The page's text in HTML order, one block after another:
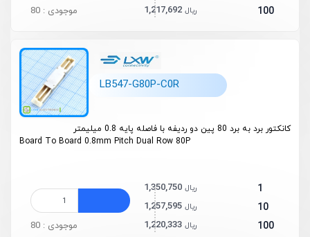
100
1,217,692 ریال موجودی : 80
LB547-G80P-C0R
کانکتور برد به برد 80 پین دو ردیفه با فاصله پایه 0.8 میلیمتر
Board To Board 0.8mm Pitch Dual Row 80P
1
1,350,750 ریال
10
1,257,595 ریال
100
1,220,333 ریال موجودی : 80